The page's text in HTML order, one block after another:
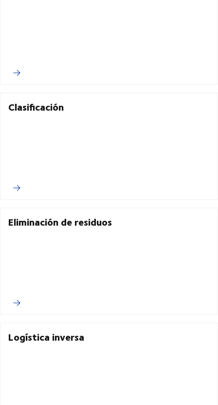
Clasificación
Eliminación de residuos
Logística inversa